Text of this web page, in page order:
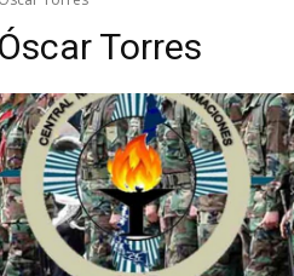
Óscar Torres